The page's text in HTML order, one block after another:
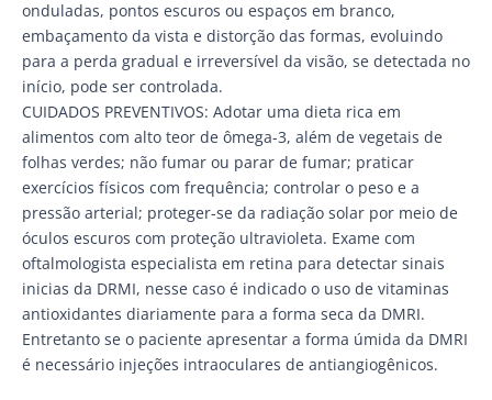
onduladas, pontos escuros ou espaços em branco,
embaçamento da vista e distorção das formas, evoluindo
para a perda gradual e irreversível da visão, se detectada no
início, pode ser controlada.
CUIDADOS PREVENTIVOS: Adotar uma dieta rica em
alimentos com alto teor de ômega-3, além de vegetais de
folhas verdes; não fumar ou parar de fumar; praticar
exercícios físicos com frequência; controlar o peso e a
pressão arterial; proteger-se da radiação solar por meio de
óculos escuros com proteção ultravioleta. Exame com
oftalmologista especialista em retina para detectar sinais
inicias da DRMI, nesse caso é indicado o uso de vitaminas
antioxidantes diariamente para a forma seca da DMRI.
Entretanto se o paciente apresentar a forma úmida da DMRI
é necessário injeções intraoculares de antiangiogênicos.